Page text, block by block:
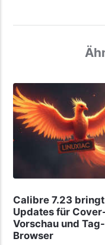
Calibre 7.23 bringt
Updates für
Vorschau und Tag-
Browser